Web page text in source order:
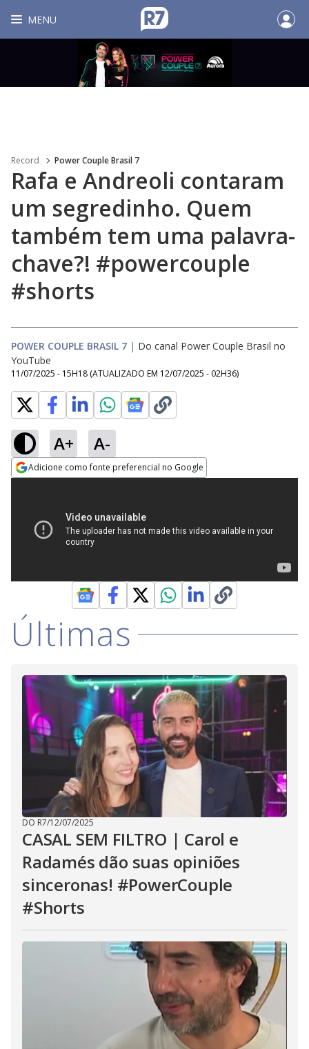
MENU
Record Power Couple Brasil 7
Rafa e Andreoli contaram
um segredinho. Quem
também tem uma palavra-
chave?! #powercouple
#shorts
POWER COUPLE BRASIL 7 | Do canal Power Couple Brasil no
YouTube
11/07/2025 - 15H18 (ATUALIZADO EM 12/07/2025 - 02H36)
A+ A-
Adicione como fonte preferencial no Google
Últimas
DO R7/12/07/2025
CASAL SEM FILTRO | Carol e
Radamés dão suas opiniões
sinceronas! #PowerCouple
#Shorts